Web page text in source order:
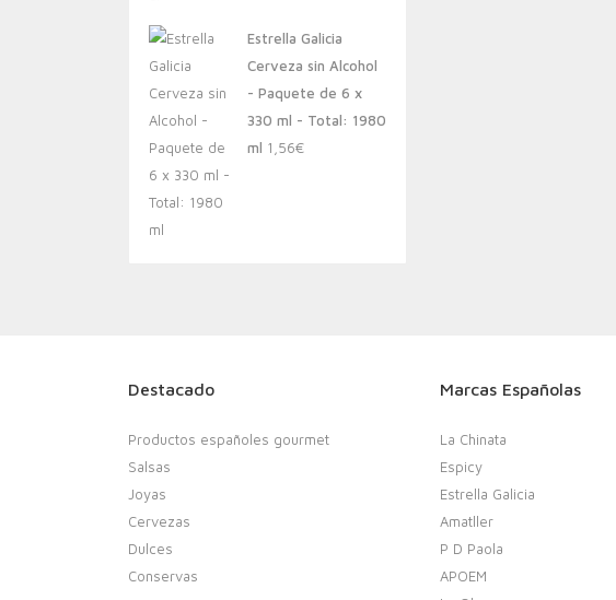
Estrella Galicia
Cerveza sin Alcohol
- Paquete de 6 x
330 ml - Total: 1980
ml 1,56€
Destacado
Productos españoles gourmet
Salsas
Joyas
Cervezas
Dulces
Conservas
Marcas Españolas
La Chinata
Espicy
Estrella Galicia
Amatller
P D Paola
APOEM